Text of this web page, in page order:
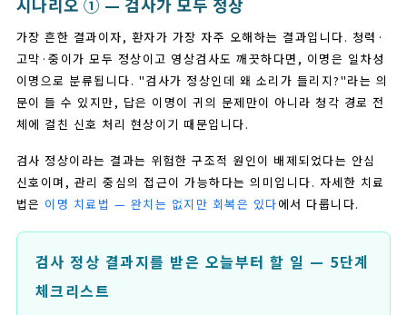
가장 흔한 결과이자, 환자가 가장 자주 오해하는 결과입니다. 청력·
고막·중이가 모두 정상이고 영상검사도 깨끗하다면, 이명은 일차성
이명으로 분류됩니다. "검사가 정상인데 왜 소리가 들리지?"라는 의
문이 들 수 있지만, 답은 이명이 귀의 문제만이 아니라 청각 경로 전
체에 걸친 신호 처리 현상이기 때문입니다.
검사 정상이라는 결과는 위험한 구조적 원인이 배제되었다는 안심
신호이며, 관리 중심의 접근이 가능하다는 의미입니다. 자세한 치료
법은 이명 치료법 — 완치는 없지만 회복은 있다에서 다룹니다.
검사 정상 결과지를 받은 오늘부터 할 일 — 5단계
체크리스트